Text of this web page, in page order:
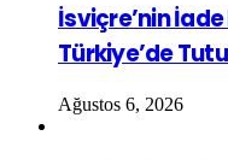
İsviçre’nin
Türkiye’de
Ağustos 6, 2026